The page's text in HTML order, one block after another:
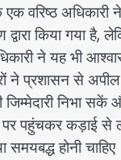
वरिष्ठ अधिकारी
द्वारा किया गया
ने यह भी
ने प्रशासन से
निभा सकें और
कड़ाई से
होनी